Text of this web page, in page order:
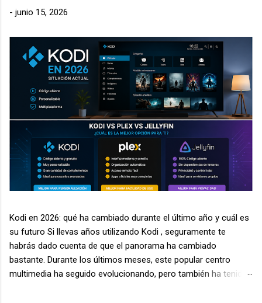
- junio 15, 2026
Kodi en 2026: qué ha cambiado durante el último año y cuál es
su futuro Si llevas años utilizando Kodi , seguramente te
habrás dado cuenta de que el panorama ha cambiado
bastante. Durante los últimos meses, este popular centro
multimedia ha seguido evolucionando, pero también ha tenido